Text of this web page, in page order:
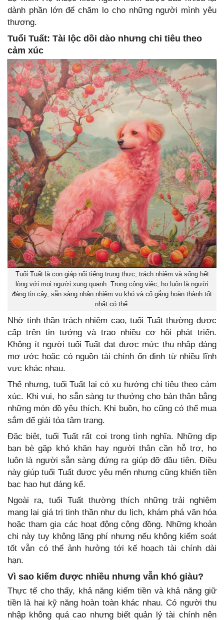
dành phần lớn để chăm lo cho những người mình yêu
thương.
Tuổi Tuất: Tài lộc dồi dào nhưng chi tiêu theo
cảm xúc
Tuổi Tuất là con giáp nổi tiếng trung thực, trách nhiệm và sống hết
lòng với mọi người xung quanh. Trong công việc, họ luôn là người
đáng tin cậy, sẵn sàng nhận nhiệm vụ khó và cố gắng hoàn thành tốt
nhất có thể.
Nhờ tinh thần trách nhiệm cao, tuổi Tuất thường được
cấp trên tin tưởng và trao nhiều cơ hội phát triển.
Không ít người tuổi Tuất đạt được mức thu nhập đáng
mơ ước hoặc có nguồn tài chính ổn định từ nhiều lĩnh
vực khác nhau.
Thế nhưng, tuổi Tuất lại có xu hướng chi tiêu theo cảm
xúc. Khi vui, họ sẵn sàng tự thưởng cho bản thân bằng
những món đồ yêu thích. Khi buồn, họ cũng có thể mua
sắm để giải tỏa tâm trạng.
Đặc biệt, tuổi Tuất rất coi trọng tình nghĩa. Những dịp
bạn bè gặp khó khăn hay người thân cần hỗ trợ, họ
luôn là người sẵn sàng đứng ra giúp đỡ đầu tiên. Điều
này giúp tuổi Tuất được yêu mến nhưng cũng khiến tiền
bạc hao hụt đáng kể.
Ngoài ra, tuổi Tuất thường thích những trải nghiệm
mang lại giá trị tinh thần như du lịch, khám phá văn hóa
hoặc tham gia các hoạt động cộng đồng. Những khoản
chi này tuy không lãng phí nhưng nếu không kiểm soát
tốt vẫn có thể ảnh hưởng tới kế hoạch tài chính dài
hạn.
Vì sao kiếm được nhiều nhưng vẫn khó giàu?
Thực tế cho thấy, khả năng kiếm tiền và khả năng giữ
tiền là hai kỹ năng hoàn toàn khác nhau. Có người thu
nhập không quá cao nhưng biết quản lý tài chính nên